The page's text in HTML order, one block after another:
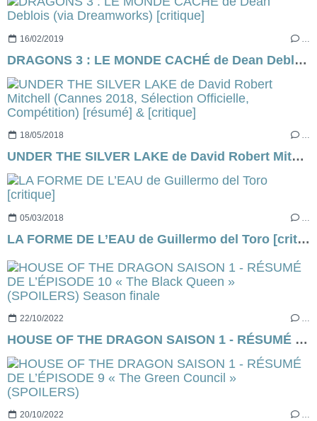
16/02/2019 …
DRAGONS 3 : LE MONDE CACHÉ de Dean Deblois (via Dreamworks) [critique]
18/05/2018 …
UNDER THE SILVER LAKE de David Robert Mitchell (Cannes 2018, Sélection Officielle, Compétition) [résumé] & [critique]
05/03/2018
LA FORME DE L’EAU de Guillermo del Toro [critique]
22/10/2022 …
HOUSE OF THE DRAGON SAISON 1 - RÉSUMÉ DE L’ÉPISODE 10 « The Black Queen » (SPOILERS) Season finale
20/10/2022 …